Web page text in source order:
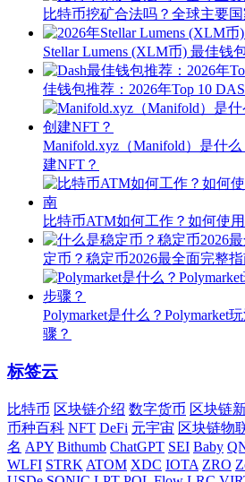
比特币挖矿合法吗？全球主要
Stellar Lumens (XLM币) 最佳钱
佳钱包推荐：2026年Top 10
Manifold.xyz（Manifold）是什
建NFT？
比特币ATM如何工作？如何使
定币？稳定币2026最全面完整
Polymarket是什么？Polymarket
骤？
标签云
比特币 区块链介绍 数字货币 区块链
币种百科 NFT DeFi 元宇宙 区块链物
名 APY Bithumb ChatGPT SEI Baby
WLFI STRK ATOM XDC IOTA ZRO